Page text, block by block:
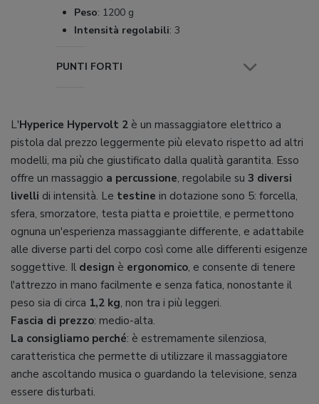
Peso: 1200 g
Intensità regolabili: 3
PUNTI FORTI
L'Hyperice Hypervolt 2 è un massaggiatore elettrico a
pistola dal prezzo leggermente più elevato rispetto ad altri
modelli, ma più che giustificato dalla qualità garantita. Esso
offre un massaggio a percussione, regolabile su 3 diversi
livelli di intensità. Le testine in dotazione sono 5: forcella,
sfera, smorzatore, testa piatta e proiettile, e permettono
ognuna un'esperienza massaggiante differente, e adattabile
alle diverse parti del corpo così come alle differenti esigenze
soggettive. Il design è ergonomico, e consente di tenere
l'attrezzo in mano facilmente e senza fatica, nonostante il
peso sia di circa 1,2 kg, non tra i più leggeri.
Fascia di prezzo: medio-alta.
La consigliamo perché: è estremamente silenziosa,
caratteristica che permette di utilizzare il massaggiatore
anche ascoltando musica o guardando la televisione, senza
essere disturbati.